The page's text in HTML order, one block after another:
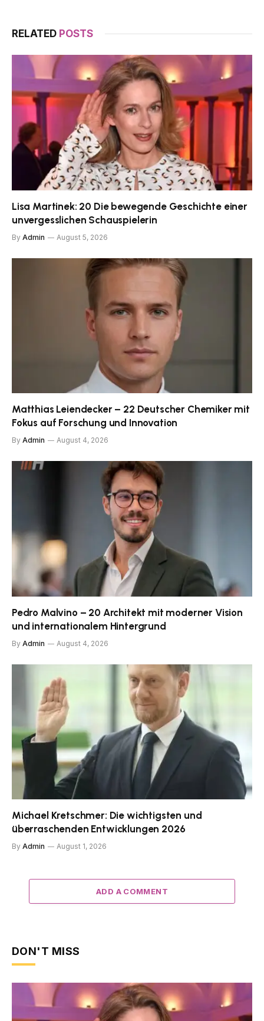
RELATED POSTS
Lisa Martinek: 20 Die bewegende Geschichte einer
unvergesslichen Schauspielerin
By Admin August 5, 2026
Matthias Leiendecker – 22 Deutscher Chemiker mit
Fokus auf Forschung und Innovation
By Admin August 4, 2026
Pedro Malvino – 20 Architekt mit moderner Vision
und internationalem Hintergrund
By Admin August 4, 2026
Michael Kretschmer: Die wichtigsten und
überraschenden Entwicklungen 2026
By Admin August 1, 2026
ADD A COMMENT
DON'T MISS